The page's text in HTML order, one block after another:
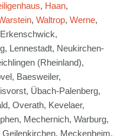
, Haan,
, Waltrop, Werne,
Lennestadt, Neukirchen-
(Rheinland),
Baesweiler,
Übach-Palenberg,
Overath, Kevelaer,
Mechernich, Warburg,
Meckenheim,